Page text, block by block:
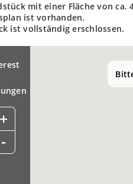
mit einer Fläche von ca.
ist vorhanden.
ist vollständig erschlossen.
+
-